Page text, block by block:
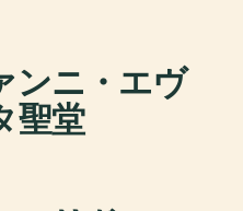
ンニ・エヴ
聖堂